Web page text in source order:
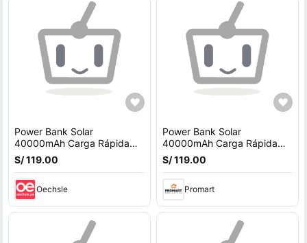
Power Bank Solar
40000mAh Carga Rápida
22.5W Inalámbrico
Resistente IP65 Negro
S/ 119.00
Oechsle
Power Bank Solar
40000mAh Carga Rápida
22.5W Inalámbrico
Resistente IP65 Negro
S/ 119.00
Promart